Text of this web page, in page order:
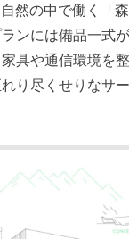
然の中で働く「
ンには備品一式
具や通信環境を
り尽くせりなサ